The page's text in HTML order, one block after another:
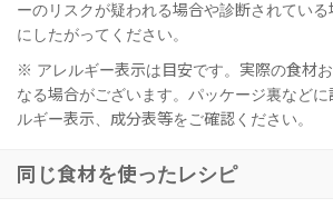
ーのリスクが疑われる場合や診断されてい
にしたがってください。
※ アレルギー表示は目安です。実際の食材
なる場合がございます。パッケージ裏など
ルギー表示、成分表等をご確認ください。
同じ食材を使ったレシピ